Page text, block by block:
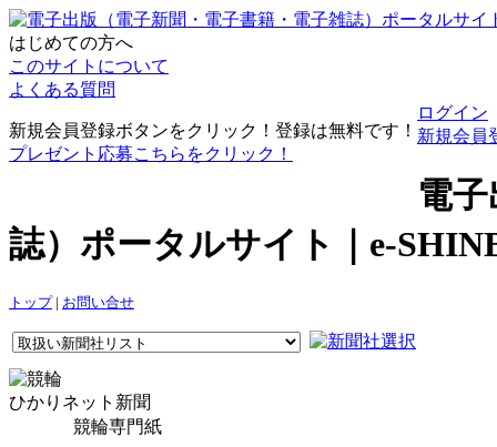
はじめての方へ
このサイトについて
よくある質問
新規会員登録ボタンをクリック！登録は無料です！
プレゼント応募こちらをクリック！
ログイン
新規会員
電
誌）ポータルサイト｜e-
トップ| お問い合せ
ひかりネット新聞
競輪専門紙